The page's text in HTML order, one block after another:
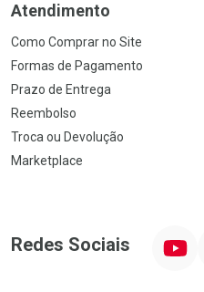
Atendimento
Como Comprar no Site
Formas de Pagamento
Prazo de Entrega
Reembolso
Troca ou Devolução
Marketplace
Redes Sociais